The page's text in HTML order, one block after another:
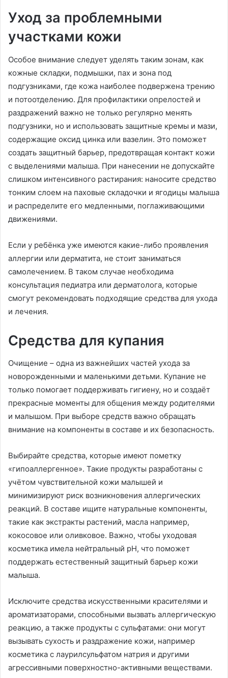
Уход за проблемными
участками кожи
Особое внимание следует уделять таким зонам, как
кожные складки, подмышки, пах и зона под
подгузниками, где кожа наиболее подвержена трению
и потоотделению. Для профилактики опрелостей и
раздражений важно не только регулярно менять
подгузники, но и использовать защитные кремы и мази,
содержащие оксид цинка или вазелин. Это поможет
создать защитный барьер, предотвращая контакт кожи
с выделениями малыша. При нанесении не допускайте
слишком интенсивного растирания: наносите средство
тонким слоем на паховые складочки и ягодицы малыша
и распределите его медленными, поглаживающими
движениями.
Если у ребёнка уже имеются какие-либо проявления
аллергии или дерматита, не стоит заниматься
самолечением. В таком случае необходима
консультация педиатра или дерматолога, которые
смогут рекомендовать подходящие средства для ухода
и лечения.
Средства для купания
Очищение – одна из важнейших частей ухода за
новорожденными и маленькими детьми. Купание не
только помогает поддерживать гигиену, но и создаёт
прекрасные моменты для общения между родителями
и малышом. При выборе средств важно обращать
внимание на компоненты в составе и их безопасность.
Выбирайте средства, которые имеют пометку
«гипоаллергенное». Такие продукты разработаны с
учётом чувствительной кожи малышей и
минимизируют риск возникновения аллергических
реакций. В составе ищите натуральные компоненты,
такие как экстракты растений, масла например,
кокосовое или оливковое. Важно, чтобы уходовая
косметика имела нейтральный pH, что поможет
поддержать естественный защитный барьер кожи
малыша.
Исключите средства искусственными красителями и
ароматизаторами, способными вызвать аллергическую
реакцию, а также продукты с сульфатами: они могут
вызывать сухость и раздражение кожи, например
косметика с лаурилсульфатом натрия и другими
агрессивными поверхностно-активными веществами.